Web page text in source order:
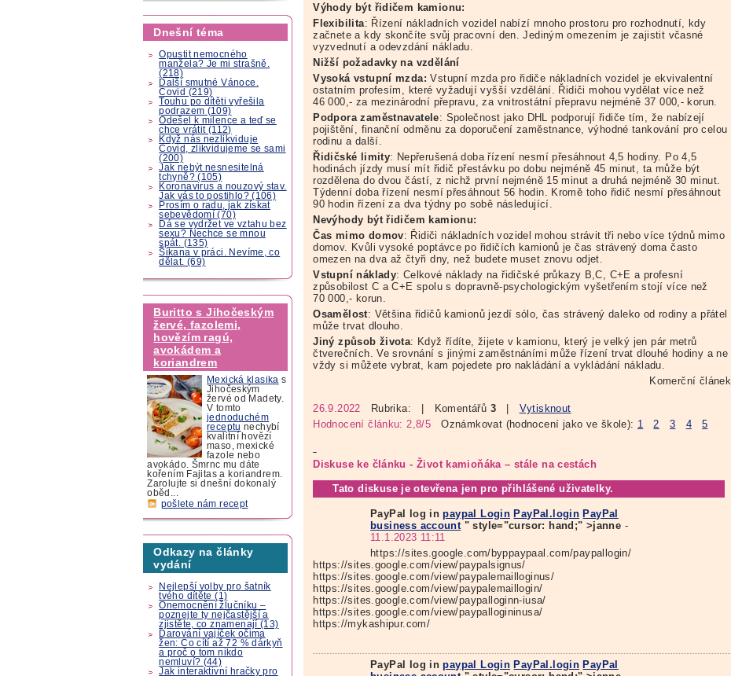
Dnešní téma
Opustit nemocného
manžela? Je mi strašně.
(218)
Další smutné Vánoce.
Covid (219)
Touhu po dítěti vyřešila
podrazem (109)
Odešel k milence a teď se
chce vrátit (112)
Když nás nezlikviduje
Covid, zlikvidujeme se sami
(200)
Jak nebýt nesnesitelná
tchyně? (105)
Koronavirus a nouzový stav.
Jak vás to postihlo? (106)
Prosím o radu, jak získat
sebevědomí (70)
Dá se vydržet ve vztahu bez
sexu? Nechce se mnou
spát. (135)
Šikana v práci. Nevíme, co
dělat. (69)
Buritto s Jihočeským
žervé, fazolemi,
hovězím ragú,
avokádem a
koriandrem
Mexická klasika s
Jihočeským
žervé od Madety.
V tomto
jednoduchém
receptu nechybí
kvalitní hovězí
maso, mexické
fazole nebo
avokádo. Šmrnc mu dáte
kořením Fajitas a koriandrem.
Zarolujte si dnešní dokonalý
oběd...
pošlete nám recept
Odkazy na články
vydání
Nejlepší volby pro šatník
tvého dítěte (1)
Onemocnění žlučníku –
poznejte ty nejčastější a
zjistěte, co znamenají (13)
Darování vajíček očima
žen: Co cítí až 72 % dárkyň
a proč o tom nikdo
nemluví? (44)
Jak interaktivní hračky pro
Výhody být řidičem kamionu:
Flexibilita: Řízení nákladních vozidel nabízí mnoho prostoru pro rozhodnutí, kdy
začnete a kdy skončíte svůj pracovní den. Jediným omezením je zajistit včasné
vyzvednutí a odevzdání nákladu.
Nižší požadavky na vzdělání
Vysoká vstupní mzda: Vstupní mzda pro řidiče nákladních vozidel je ekvivalentní
ostatním profesím, které vyžadují vyšší vzdělání. Řidiči mohou vydělat více než
46 000,- za mezinárodní přepravu, za vnitrostátní přepravu nejméně 37 000,- korun.
Podpora zaměstnavatele: Společnost jako DHL podporují řidiče tím, že nabízejí
pojištění, finanční odměnu za doporučení zaměstnance, výhodné tankování pro celou
rodinu a další.
Řidičské limity: Nepřerušená doba řízení nesmí přesáhnout 4,5 hodiny. Po 4,5
hodinách jízdy musí mít řidič přestávku po dobu nejméně 45 minut, ta může být
rozdělena do dvou částí, z nichž první nejméně 15 minut a druhá nejméně 30 minut.
Týdenní doba řízení nesmí přesáhnout 56 hodin. Kromě toho řidič nesmí přesáhnout
90 hodin řízení za dva týdny po sobě následující.
Nevýhody být řidičem kamionu:
Čas mimo domov: Řidiči nákladních vozidel mohou strávit tři nebo více týdnů mimo
domov. Kvůli vysoké poptávce po řidičích kamionů je čas strávený doma často
omezen na dva až čtyři dny, než budete muset znovu odjet.
Vstupní náklady: Celkové náklady na řidičské průkazy B,C, C+E a profesní
způsobilost C a C+E spolu s dopravně-psychologickým vyšetřením stojí více než
70 000,- korun.
Osamělost: Většina řidičů kamionů jezdí sólo, čas strávený daleko od rodiny a přátel
může trvat dlouho.
Jiný způsob života: Když řídíte, žijete v kamionu, který je velký jen pár metrů
čtverečních. Ve srovnání s jinými zaměstnáními může řízení trvat dlouhé hodiny a ne
vždy si můžete vybrat, kam pojedete pro nakládání a vykládání nákladu.
Komerční článek
26.9.2022 Rubrika: | Komentářů 3| Vytisknout
Hodnocení článku: 2,8/5 Oznámkovat (hodnocení jako ve škole): 1 2 3 4 5
Diskuse ke článku - Život kamioňáka – stále na cestách
Tato diskuse je otevřena jen pro přihlášené uživatelky.
PayPal log inpaypal Login PayPal.login PayPal
business account" style="cursor: hand;" >janne -
11.1.2023 11:11
https://sites.google.com/byppaypaal.com/paypallogin/
https://sites.google.com/view/paypalsignus/
https://sites.google.com/view/paypalemailloginus/
https://sites.google.com/view/paypalemaillogin/
https://sites.google.com/view/paypalloginn-iusa/
https://sites.google.com/view/paypallogininusa/
https://mykashipur.com/
PayPal log inpaypal Login PayPal.login PayPal